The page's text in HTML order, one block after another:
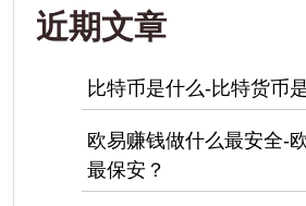
近期文章
比特币是什么-比特货币
欧易赚钱做什么最安全-
最保安？